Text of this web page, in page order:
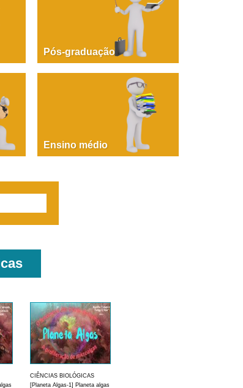
GIUSTINA BACCIN
partire! Aula 1 – parte 1
Pós-graduação
Ensino médio
CIÊNCIAS BIOLÓGICAS
[Planeta Algas-1] Planeta algas